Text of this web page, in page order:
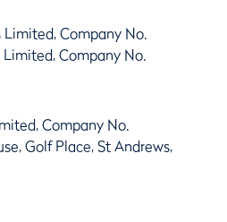
Company No.
Company No.
Company No.
Golf Place, St Andrews,